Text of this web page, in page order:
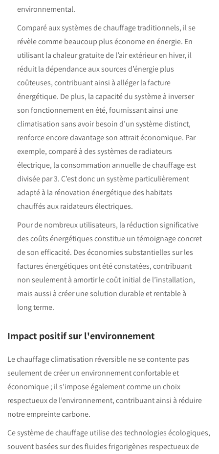
environnemental.
Comparé aux systèmes de chauffage traditionnels, il se
révèle comme beaucoup plus économe en énergie. En
utilisant la chaleur gratuite de l’air extérieur en hiver, il
réduit la dépendance aux sources d’énergie plus
coûteuses, contribuant ainsi à alléger la facture
énergétique. De plus, la capacité du système à inverser
son fonctionnement en été, fournissant ainsi une
climatisation sans avoir besoin d’un système distinct,
renforce encore davantage son attrait économique. Par
exemple, comparé à des systèmes de radiateurs
électrique, la consommation annuelle de chauffage est
divisée par 3. C’est donc un système particulièrement
adapté à la rénovation énergétique des habitats
chauffés aux raidateurs électriques.
Pour de nombreux utilisateurs, la réduction significative
des coûts énergétiques constitue un témoignage concret
de son efficacité. Des économies substantielles sur les
factures énergétiques ont été constatées, contribuant
non seulement à amortir le coût initial de l’installation,
mais aussi à créer une solution durable et rentable à
long terme.
Impact positif sur l'environnement
Lechauffage climatisation réversiblene se contente pas
seulement de créer un environnement confortable et
économique ; il s’impose également comme un choix
respectueux de l’environnement, contribuant ainsi à réduire
notre empreinte carbone.
Ce système de chauffage utilise des technologies écologiques,
souvent basées sur des fluides frigorigènes respectueux de